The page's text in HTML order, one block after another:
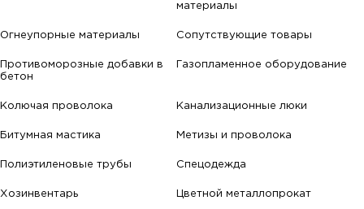
материалы
Огнеупорные материалы Сопутствующие товары
Противоморозные добавки в
бетон
Газопламенное оборудование
Колючая проволока Канализационные люки
Битумная мастика Метизы и проволока
Полиэтиленовые трубы Спецодежда
Хозинвентарь Цветной металлопрокат